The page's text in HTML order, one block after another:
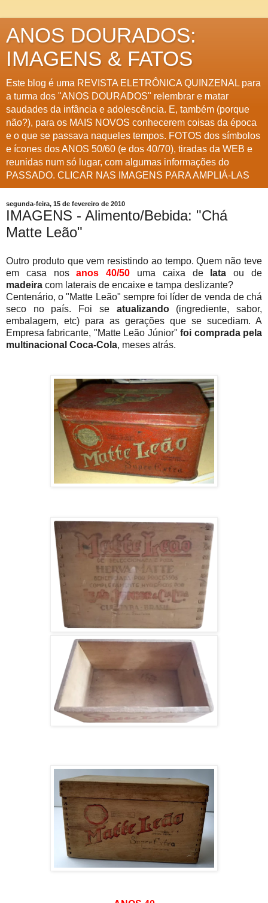
ANOS DOURADOS:
IMAGENS & FATOS
Este blog é uma REVISTA ELETRÔNICA QUINZENAL para
a turma dos "ANOS DOURADOS" relembrar e matar
saudades da infância e adolescência. E, também (porque
não?), para os MAIS NOVOS conhecerem coisas da época
e o que se passava naqueles tempos. FOTOS dos símbolos
e ícones dos ANOS 50/60 (e dos 40/70), tiradas da WEB e
reunidas num só lugar, com algumas informações do
PASSADO. CLICAR NAS IMAGENS PARA AMPLIÁ-LAS
segunda-feira, 15 de fevereiro de 2010
IMAGENS - Alimento/Bebida: "Chá
Matte Leão"
Outro produto que vem resistindo ao tempo. Quem não teve
em casa nosanos 40/50 uma caixa de lataou de
madeira com laterais de encaixe e tampa deslizante?
Centenário, o "Matte Leão" sempre foi líder de venda de chá
seco no país. Foi seatualizando(ingrediente, sabor,
embalagem, etc) para as gerações que se sucediam. A
Empresa fabricante, "Matte Leão Júnior"foi comprada pela
multinacional Coca-Cola, meses atrás.